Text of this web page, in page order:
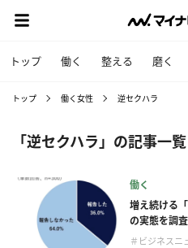
トップ 働く 整える 磨く
トップ 働く女性 逆セクハラ
「逆セクハラ」の記事一覧
働く
増え続ける
の実態を調査
＃ビジネスニ